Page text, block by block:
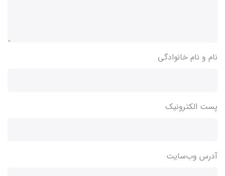
نام و نام خانوادگی
پست الکترونیک
آدرس وب‌سایت